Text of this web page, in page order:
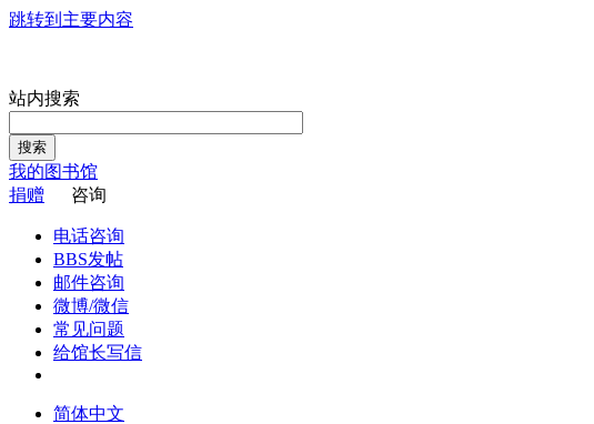
跳转到主要内容
站内搜索
搜索
我的图书馆
捐赠
咨询
电话咨询
BBS发帖
邮件咨询
微博/微信
常见问题
给馆长写信
简体中文